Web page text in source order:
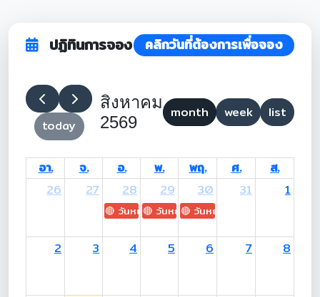
ปฏิทินการจอง คลิกวันที่ต้องการเพื่อจอง
today
สิงหาคม
2569
month week list
อา. จ. อ. พ. พฤ. ศ.
ส.
26
27 28
🔴 วันหยุด: H.M. King Maha Vajiralongkorn's
29
🔴 วันหยุด: Asanha Bucha Day
30
🔴 วันหยุด: Buddhist Lent
31 1
2 3 4 5 6 7 8